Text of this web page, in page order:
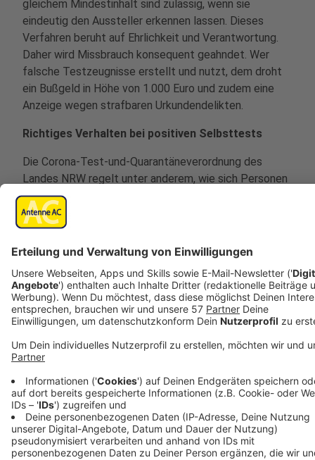
gleichem Mindestinhalt sind zulässig, wenn sie
eindeutig den Aussteller erkennen lassen. Dieses
Verfahren beruht auf Ehrlichkeit und Verantwortung.
Daher wird Missbrauch konsequent geahndet. Wer
falsche Testzeugnisse erstellt und nutzt, dem droht
ein Bußgeld in Höhe von 1.000 Euro und zudem eine
Anzeige wegen strafbaren Urkundendelikten.
Richtiges Verhalten bei positiven Selbsttests
Die Corona-Test-und-Quarantäneverordnung des
Landes NRW regelt unter anderem, wie sich Personen
verhalten müssen, deren Corona-Selbsttest ein
positives Ergebnis anzeigt. In diesem Fall sind diese
Personen verpflichtet, sich in einem Testzentrum oder
bei der Hausärztin oder dem Hausarzt unverzüglich,
spätestens am nächsten Werktag, einem PCR-Test
als Kontrolltest zu unterziehen. Diese Personen
müssen die Teststelle vorab über das positive
Selbsttestergebnis informieren. Im Zeitraum bis zum
PCR-Test müssen unmittelbare Kontakte zu anderen
Personen vermieden werden. Nach dem PCR-Test gilt
die Verpflichtung, sich bis zum Vorliegen des
Testergebnisses in Quarantäne zu begeben. Für
Personen, bei denen eine Infektion mit SARS-CoV-2
mit einem PCR-Test nachgewiesen wird, greifen dann
die gültigen Quarantäneregeln. Ist das Ergebnis
negativ, kann die Quarantäne beendet werden.